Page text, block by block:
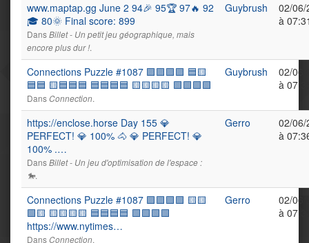
www.maptap.gg June 2 94🎉 95🏆 97🔥 92
🎓 80🌞 Final score: 899
DansBillet - Un petit jeu géographique, mais
encore plus dur !.
Guybrush
02/06/
à
Connections Puzzle #1087 🟪🟪🟪🟪 🟦🟨
🟦🟦 🟨🟦🟦🟦 🟦🟦🟦🟦 🟨🟨🟨🟨 🟩🟩🟩🟩
DansConnection.
Guybrush
02/06/
à
https://enclose.horse Day 155 💎
PERFECT! 💎 100% 🐴 💎 PERFECT! 💎
100% .…
DansBillet - Un jeu d'optimisation de l'espace :
🐎.
Gerro
02/06/
à
Connections Puzzle #1087 🟪🟪🟪🟪 🟨🟨
🟩🟨 🟨🟨🟨🟨 🟦🟦🟦🟦 🟩🟩🟩🟩
https://www.nytimes…
DansConnection.
Gerro
02/06/
à